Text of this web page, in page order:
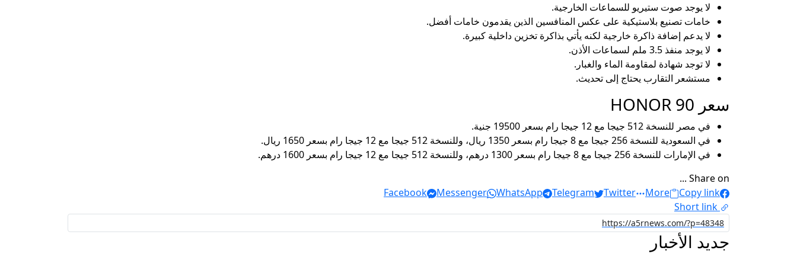
لا يوجد صوت ستيريو للسماعات الخارجية.
خامات تصنيع بلاستيكية على عكس المنافسين الذين يقدمون خامات أفضل.
لا يدعم إضافة ذاكرة خارجية لكنه يأتي بذاكرة تخزين داخلية كبيرة.
لا يوجد منفذ 3.5 ملم لسماعات الأذن.
لا توجد شهادة لمقاومة الماء والغبار.
مستشعر التقارب يحتاج إلى تحديث.
سعر HONOR 90
في مصر للنسخة 512 جيجا مع 12 جيجا رام بسعر 19500 جنية.
في السعودية للنسخة 256 جيجا مع 8 جيجا رام بسعر 1350 ريال، وللنسخة 512 جيجا مع 12 جيجا رام بسعر 1650 ريال.
في الإمارات للنسخة 256 جيجا مع 8 جيجا رام بسعر 1300 درهم، وللنسخة 512 جيجا مع 12 جيجا رام بسعر 1600 درهم.
Share on ...
Facebook
Messenger WhatsApp Telegram Twitter More
Copy link
Short link
جديد الأخبار